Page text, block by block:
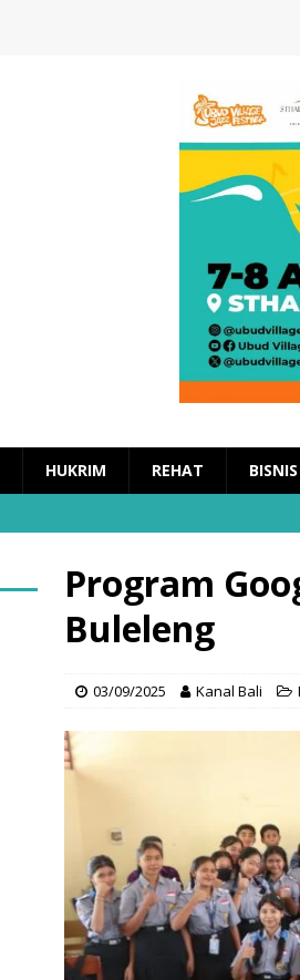
HUKRIM REHAT BISNIS
Program
Buleleng
03/09/2025 Kanal Bali